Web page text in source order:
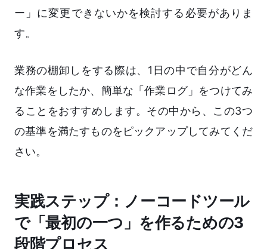
ー」に変更できないかを検討する必要がありま
す。
業務の棚卸しをする際は、1日の中で自分がどん
な作業をしたか、簡単な「作業ログ」をつけてみ
ることをおすすめします。その中から、この3つ
の基準を満たすものをピックアップしてみてくだ
さい。
実践ステップ：ノーコードツール
で「最初の一つ」を作るための3
段階プロセス